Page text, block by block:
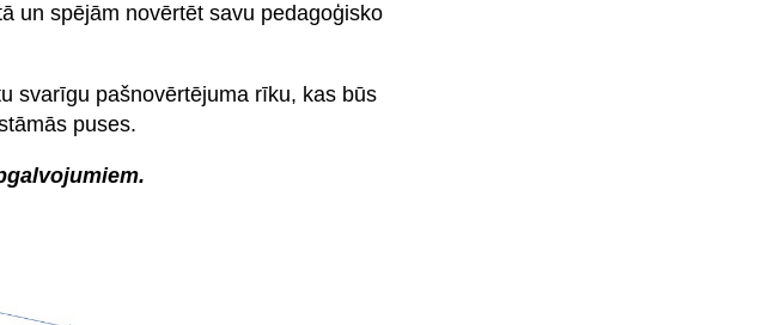
un spējām novērtēt savu pedagoģisko
svarīgu pašnovērtējuma rīku, kas būs
puses.